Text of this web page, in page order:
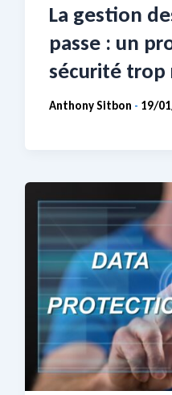
La gestion
passe : un
sécurité trop
Anthony Sitbon - 19/